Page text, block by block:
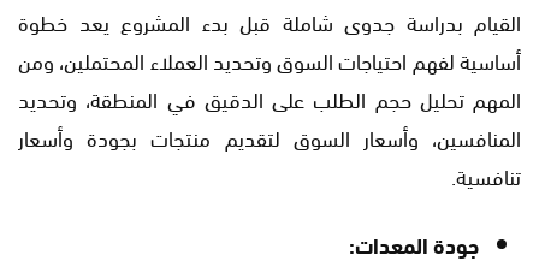
القيام بدراسة جدوى شاملة قبل بدء المشروع يعد خطوة
أساسية لفهم احتياجات السوق وتحديد العملاء المحتملين، ومن
المهم تحليل حجم الطلب على الدقيق في المنطقة، وتحديد
المنافسين، وأسعار السوق لتقديم منتجات بجودة وأسعار
تنافسية.
جودة المعدات: